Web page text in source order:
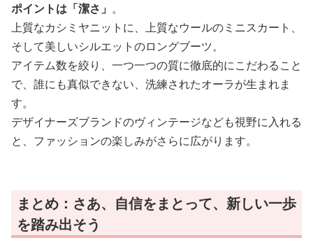
ポイントは 「潔さ」 。
上質なカシミヤニットに、上質なウールのミニスカート、
そして美しいシルエットのロングブーツ。
アイテム数を絞り、一つ一つの質に徹底的にこだわること
で、誰にも真似できない、洗練されたオーラが生まれま
す。
デザイナーズブランドのヴィンテージなども視野に入れる
と、ファッションの楽しみがさらに広がります。
まとめ：さあ、自信をまとって、新しい一歩
を踏み出そう